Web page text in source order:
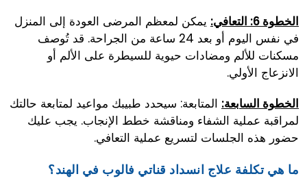
الخطوة 6: التعافي:
يمكن لمعظم المرضى العودة إلى المنزل
في نفس اليوم أو بعد 24 ساعة من الجراحة. قد تُوصف
مسكنات للألم ومضادات حيوية للسيطرة على الألم أو
الانزعاج الأولي.
الخطوة السابعة: المتابعة: سيحدد طبيبك مواعيد لمتابعة حالتك
لمراقبة عملية الشفاء ومناقشة خطط الإنجاب. يجب عليك
حضور هذه الجلسات لتسريع عملية التعافي.
ما هي تكلفة علاج انسداد قناتي فالوب في الهند؟